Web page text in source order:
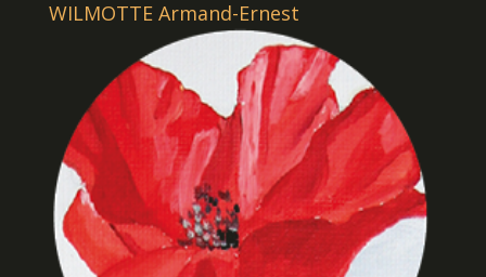
WILMOTTE Armand-Ernest